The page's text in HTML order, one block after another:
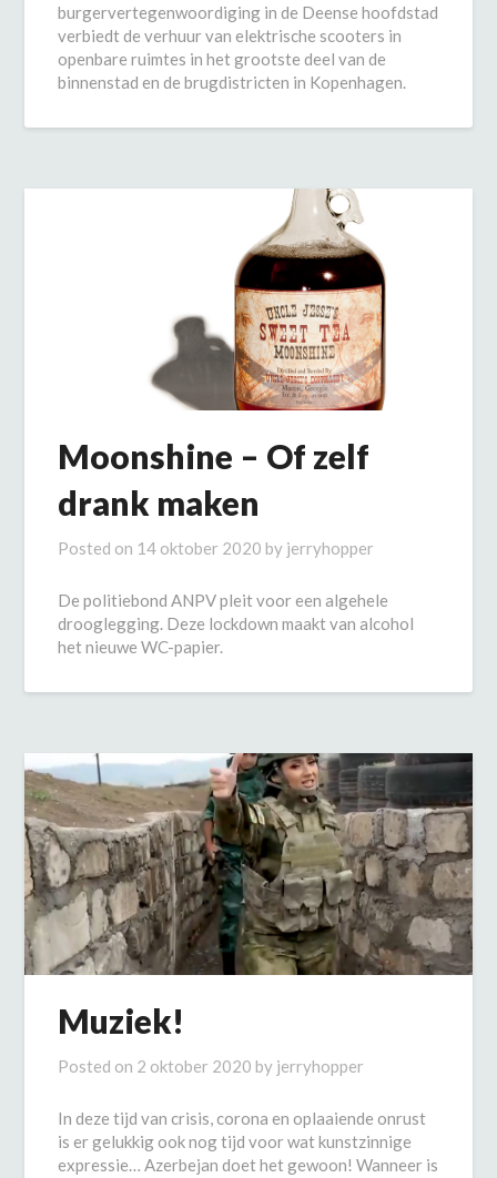
burgervertegenwoordiging in de Deense hoofdstad
verbiedt de verhuur van elektrische scooters in
openbare ruimtes in het grootste deel van de
binnenstad en de brugdistricten in Kopenhagen.
Moonshine – Of zelf
drank maken
Posted on 14 oktober 2020 by jerryhopper
De politiebond ANPV pleit voor een algehele
drooglegging. Deze lockdown maakt van alcohol
het nieuwe WC-papier.
Muziek!
Posted on 2 oktober 2020 by jerryhopper
In deze tijd van crisis, corona en oplaaiende onrust
is er gelukkig ook nog tijd voor wat kunstzinnige
expressie… Azerbejan doet het gewoon! Wanneer is